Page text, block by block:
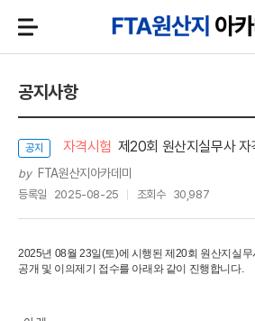
공지사항
공지 자격시험 제20회 원산지실무사 자
by FTA원산지아카데미
등록일 2025-08-25 조회수 30,987
2025년 08월 23일(토)에 시행된 제20회 원산지실
공개 및 이의제기 접수를 아래와 같이 진행합니다.